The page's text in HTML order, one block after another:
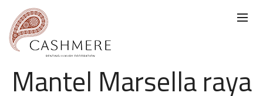
Mantel Marsella raya